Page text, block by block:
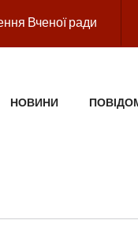
Вченої ради
НОВИНИ